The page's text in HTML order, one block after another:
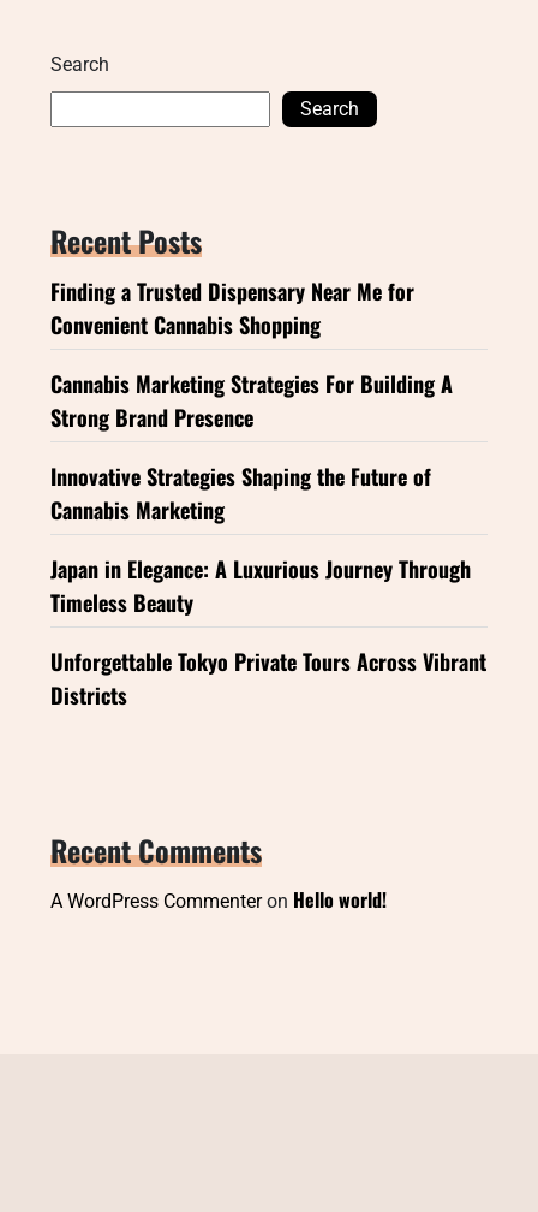
Search
Search
Recent Posts
Finding a Trusted Dispensary Near Me for
Convenient Cannabis Shopping
Cannabis Marketing Strategies For Building A
Strong Brand Presence
Innovative Strategies Shaping the Future of
Cannabis Marketing
Japan in Elegance: A Luxurious Journey Through
Timeless Beauty
Unforgettable Tokyo Private Tours Across Vibrant
Districts
Recent Comments
A WordPress Commenteron Hello world!